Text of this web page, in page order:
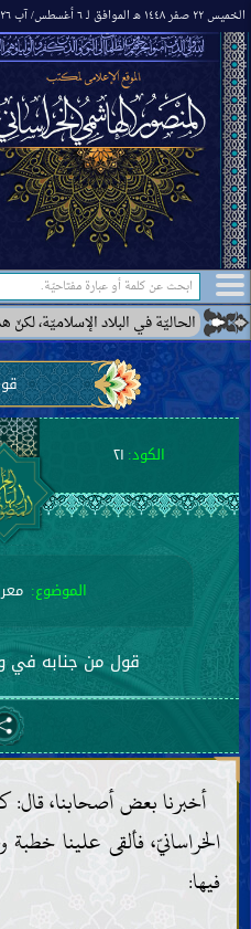
الخميس ٢٢ صفر ١٤٤٨ هـ الموافق لـ ٦ أغسطس/ آب ٢٠٢٦ م
البلاد الإسلاميّة، لكنّ هذه
الكود: ٢١
الموضوع:
قول من جنابه في
أخبرنا بعض أصحابنا، قال:
الخراسانيّ، فألقى علينا
فيها: